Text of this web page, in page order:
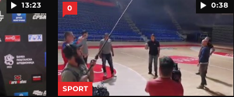
13:23 0:38
0
SPORT